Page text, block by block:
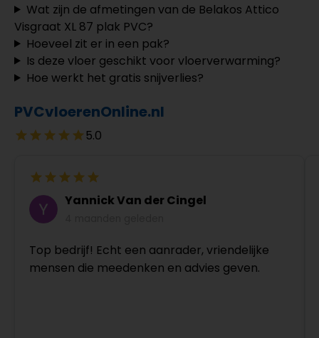
Wat zijn de afmetingen van de Belakos Attico
Visgraat XL 87 plak PVC?
Hoeveel zit er in een pak?
Is deze vloer geschikt voor vloerverwarming?
Hoe werkt het gratis snijverlies?
PVCvloerenOnline.nl
5.0
Yannick Van der Cingel
Top bedrijf! Echt een aanrader, vriendelijke
mensen die meedenken en advies geven.